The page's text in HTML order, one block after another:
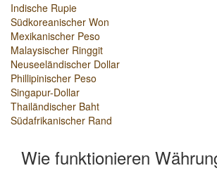
Indische Rupie
Südkoreanischer Won
Mexikanischer Peso
Malaysischer Ringgit
Neuseeländischer Dollar
Phillipinischer Peso
Singapur-Dollar
Thailändischer Baht
Südafrikanischer Rand
Wie funktionieren